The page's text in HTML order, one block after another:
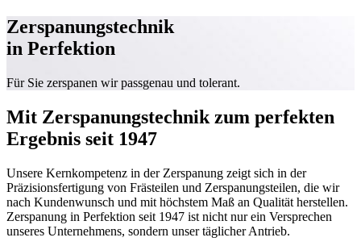
Zerspanungstechnik
in Perfektion
Für Sie zerspanen wir passgenau und tolerant.
Mit Zerspanungstechnik zum perfekten
Ergebnis seit 1947
Unsere Kernkompetenz in der Zerspanung zeigt sich in der
Präzisionsfertigung von Frästeilen und Zerspanungsteilen, die wir
nach Kundenwunsch und mit höchstem Maß an Qualität herstellen.
Zerspanung in Perfektion seit 1947 ist nicht nur ein Versprechen
unseres Unternehmens, sondern unser täglicher Antrieb.